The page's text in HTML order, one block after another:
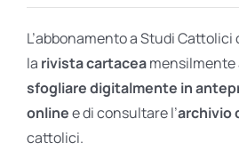
Ares Gold
Ares Digital
Ares Gift Card
L’abbonamento a Studi
la rivista cartaceamensilmente
sfogliare digitalmente in
onlinee di consultare l’archivio
cattolici.